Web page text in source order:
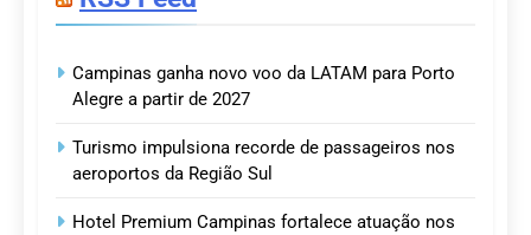
Campinas ganha novo voo da LATAM para Porto
Alegre a partir de 2027
Turismo impulsiona recorde de passageiros nos
aeroportos da Região Sul
Hotel Premium Campinas fortalece atuação nos